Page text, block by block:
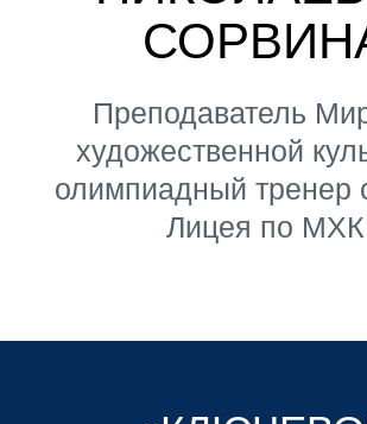
Директор Института кино НИУ
ВШЭ
Ассоциации продюсеров кино
и телевидения (АПКиТ), сооснователь
Космос Студио, основатель «Амедиа»,
кандидат искусствоведения